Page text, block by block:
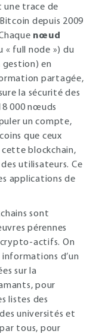
une trace de
depuis 2009
nœud
« full node ») du
gestion) en
partagée,
la sécurité des
000 nœuds
un compte,
que ceux
blockchain,
utilisateurs. Ce
applications de
sont
pérennes
crypto-actifs. On
informations d’un
sur la
pour
listes des
universités et
tous, pour